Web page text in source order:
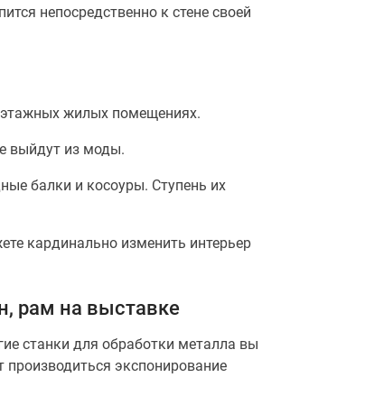
непосредственно к стене своей
жилых помещениях.
выйдут из моды.
балки и косоуры. Ступень их
кардинально изменить интерьер
рам на выставке
станки для обработки металла вы
производиться экспонирование